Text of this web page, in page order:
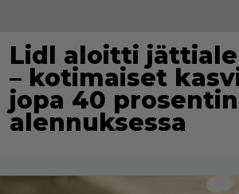
Lidl aloitti
– kotimaiset
jopa 40 prosentin
alennuksessa